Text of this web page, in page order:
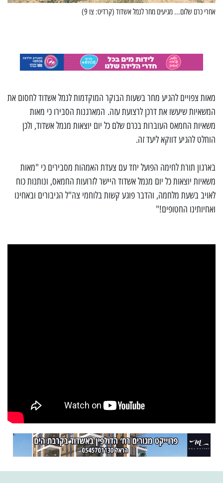
אחרי כרם שלום... מגיעים מחר לנמל אשדוד (קרדיט: צו 9)
‏מאות צפויים להגיע מחר בשעות הבוקר המוקדמות לנמל אשדוד לחסום את
המשאיות שיעשו את דרכן לרצועת עזה. ‏המארגנות הסבירו כי מאות
משאיות החמאס העוברות בכרם שלם כל יום יוצאות מנמל אשדוד, ולכן
הוחלט להגיע דווקא ליעד זה.
‏בארגון תורת לחימה הפועל יחד עם צעדת האמהות מסבירים כי "מאות
משאיות יוצאות כל יום מנמל אשדוד היישר לזרועות החמאס, ונותנות כוח
לאויב בשעת מלחמה, והדבר פוגע קשות בלוחמי צה"ל הגיבורים ובאחינו
ואחיותינו החטופים!"